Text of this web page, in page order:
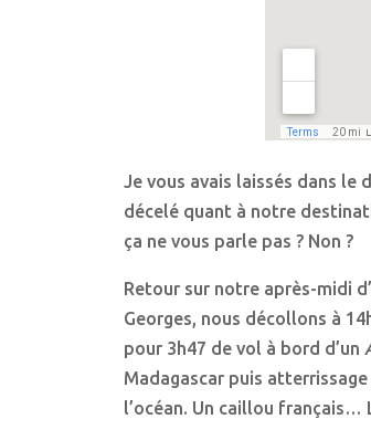
Je vous avais laissés dans le
décelé quant à notre
ça ne vous parle pas ? Non ?
Retour sur notre après-midi
Georges, nous décollons à
pour 3h47 de vol à bord d’un
Madagascar puis
l’océan. Un caillou français…